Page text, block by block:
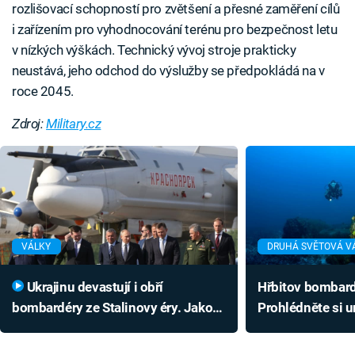
rozlišovací schopností pro zvětšení a přesné zaměření cílů
i zařízením pro vyhodnocování terénu pro bezpečnost letu
v nízkých výškách. Technický vývoj stroje prakticky
neustává, jeho odchod do výslužby se předpokládá na v
roce 2045.
Zdroj:Military.cz
VÁLKY
bombardéry ze Stalinovy éry. Jakou
DRUHÁ SVĚTOVÁ
Hřbitov
Prohlédněte si